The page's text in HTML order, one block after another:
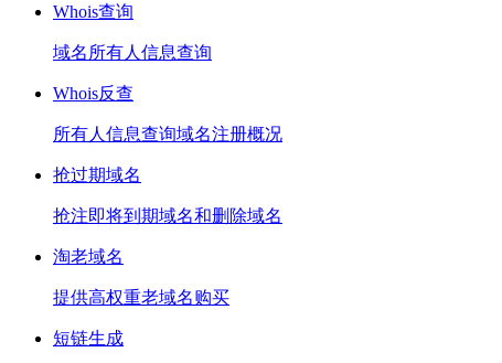
Whois查询
域名所有人信息查询
Whois反查
所有人信息查询域名注册概况
抢过期域名
抢注即将到期域名和删除域名
淘老域名
提供高权重老域名购买
短链生成